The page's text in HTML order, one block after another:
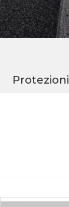
Protezioni